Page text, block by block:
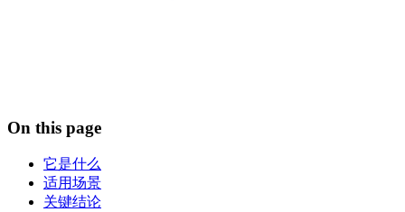
On this page
它是什么
适用场景
关键结论